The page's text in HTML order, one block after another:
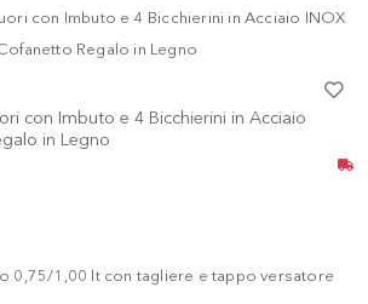
con Imbuto e 4 Bicchierini in Acciaio
in Legno